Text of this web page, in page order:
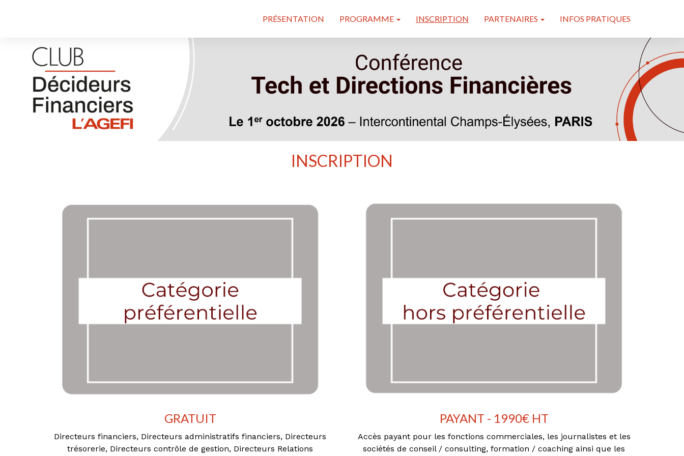
PRÉSENTATION PROGRAMME INSCRIPTION PARTENAIRES INFOS PRATIQUES
INSCRIPTION
GRATUIT
Directeurs financiers, Directeurs administratifs financiers, Directeurs
trésorerie, Directeurs contrôle de gestion, Directeurs Relations
PAYANT - 1990€ HT
Accès payant pour les fonctions commerciales, les journalistes et les
sociétés de conseil / consulting, formation / coaching ainsi que les